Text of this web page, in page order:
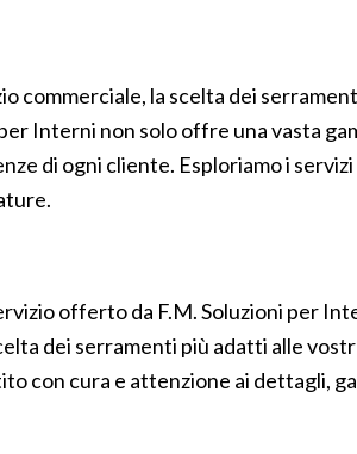
commerciale, la scelta dei
Interni non solo offre una vasta
di ogni cliente. Esploriamo i
offerto da F.M. Soluzioni per
dei serramenti più adatti alle
con cura e attenzione ai dettagli,